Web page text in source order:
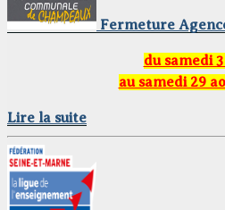
Fermeture
du samedi
au samedi 29
Lire la suite